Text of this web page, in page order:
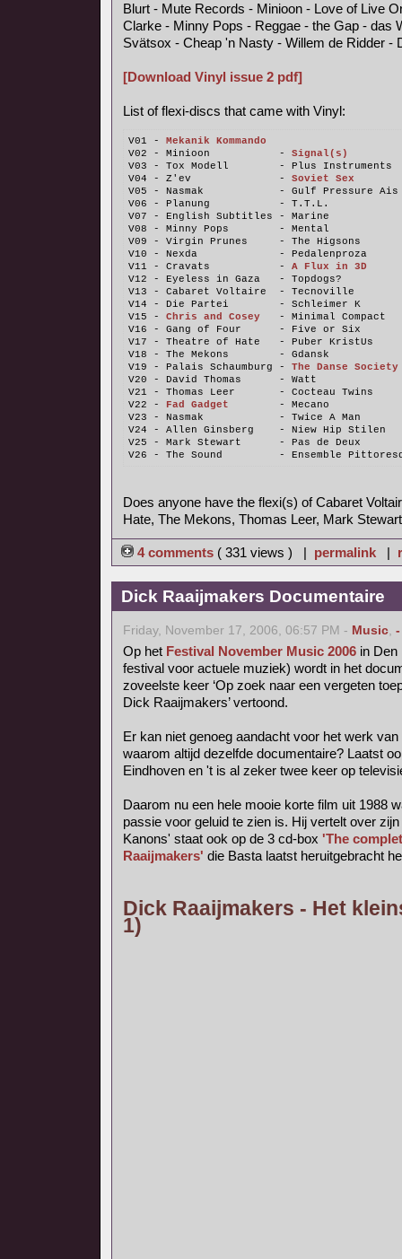
Blurt - Mute Records - Minioon - Love of Live
Clarke - Minny Pops - Reggae - the Gap - das
Svätsox - Cheap 'n Nasty - Willem de Ridder -
[Download Vinyl issue 2 pdf]
List of flexi-discs that came with Vinyl:
V01 - Mekanik Kommando
V02 - Minioon           - Signal(s)
V03 - Tox Modell        - Plus Instruments
V04 - Z'ev              - Soviet Sex
V05 - Nasmak            - Gulf Pressure Ais
V06 - Planung           - T.T.L.
V07 - English Subtitles - Marine
V08 - Minny Pops        - Mental
V09 - Virgin Prunes     - The Higsons
V10 - Nexda             - Pedalenproza
V11 - Cravats           - A Flux in 3D
V12 - Eyeless in Gaza   - Topdogs?
V13 - Cabaret Voltaire  - Tecnoville
V14 - Die Partei        - Schleimer K
V15 - Chris and Cosey
   - Minimal Compact
V16 - Gang of Four      - Five or Six
V17 - Theatre of Hate   - Puber KristUs
V18 - The Mekons        - Gdansk
V19 - Palais Schaumburg - The Danse Society
V20 - David Thomas      - Watt
V21 - Thomas Leer       - Cocteau Twins
V22 -
Fad Gadget
        - Mecano
V23 - Nasmak            - Twice A Man
V24 - Allen Ginsberg    - Niew Hip Stilen
V25 - Mark Stewart      - Pas de Deux
V26 - The Sound         - Ensemble
Does anyone have the flexi(s) of Cabaret
Hate, The Mekons, Thomas Leer, Mark
4 comments ( 331 views ) | permalink|
Dick Raaijmakers Documentaire
Friday, November 17, 2006, 06:57 PM - Music, -
Op het Festival November Music 2006in Den
festival voor actuele muziek) wordt in het
zoveelste keer ‘Op zoek naar een vergeten
Dick Raaijmakers’ vertoond.
Er kan niet genoeg aandacht voor het werk
waarom altijd dezelfde documentaire? Laatst
Eindhoven en 't is al zeker twee keer op
Daarom nu een hele mooie korte film uit 1988
passie voor geluid te zien is. Hij vertelt over
Kanons' staat ook op de 3 cd-box 'The
Raaijmakers' die Basta laatst heruitgebracht
Dick Raaijmakers - Het
1)